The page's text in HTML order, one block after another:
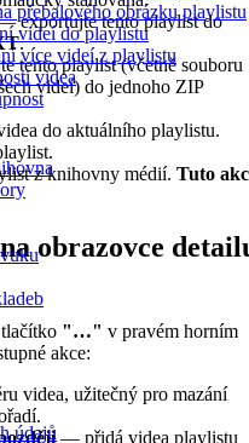
přebalového obrázku playlistu
videí do playlistu
více videí z playlistu
videa
údajů
exportujte tento playlist do
.
tento playlist (včetně souboru
videí) do jednoho ZIP
do aktuálního playlistu.
z knihovny médií. Tuto
obrazovce
"…" v pravém horním
akce:
videa, užitečný pro mazání
— přidá videa playlistu